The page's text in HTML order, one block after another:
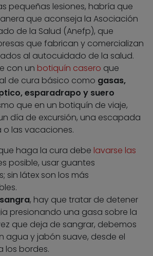
pequeñas lesiones, habría que
que aconseja la Asociación
de la Salud (Anefp), que
que fabrican y comercializan
al autocuidado de la salud.
con un botiquín casero que
de cura básico como gasas,
esparadrapo y suero
que en un botiquín de viaje,
día de excursión, una escapada
las vacaciones.
haga la cura debe lavarse las
posible, usar guantes
sin látex son los más
, hay que tratar de detener
presionando una gasa sobre la
que deja de sangrar, debemos
agua y jabón suave, desde el
los bordes.